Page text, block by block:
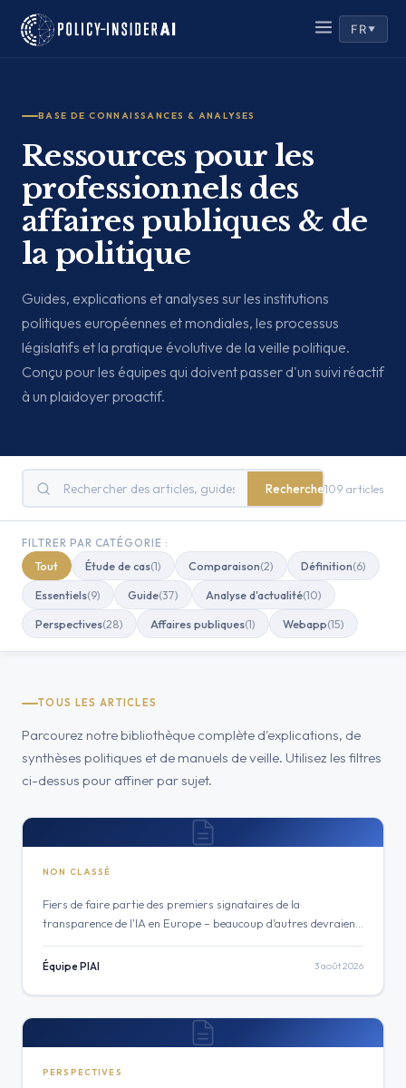
FR ▼
BASE DE CONNAISSANCES & ANALYSES
Ressources pour les
professionnels des
affaires publiques & de
la politique
Guides, explications et analyses sur les institutions
politiques européennes et mondiales, les processus
législatifs et la pratique évolutive de la veille politique.
Conçu pour les équipes qui doivent passer d'un suivi réactif
à un plaidoyer proactif.
Rechercher109 articles
FILTRER PAR CATÉGORIE :
Tout Étude de cas(1) Comparaison(2) Définition(6)
Essentiels(9) Guide(37) Analyse d'actualité(10)
Perspectives(28) Affaires publiques(1) Webapp(15)
TOUS LES ARTICLES
Parcourez notre bibliothèque complète d'explications, de
synthèses politiques et de manuels de veille. Utilisez les filtres
ci-dessus pour affiner par sujet.
NON CLASSÉ
Fiers de faire partie des premiers signataires de la
transparence de l'IA en Europe – beaucoup d'autres devraient
soutien de…
Équipe PIAI 3 août 2026
PERSPECTIVES